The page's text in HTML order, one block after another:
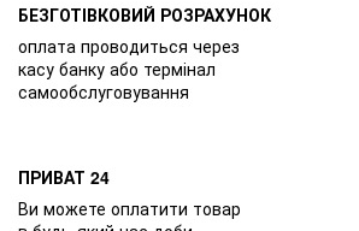
БЕЗГОТІВКОВИЙ РОЗРАХУНОК
оплата проводиться через
касу банку або термінал
самообслуговування
ПРИВАТ 24
Ви можете оплатити товар